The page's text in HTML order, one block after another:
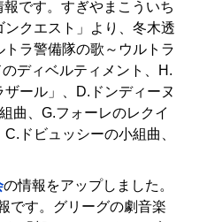
です。すぎやまこういち
クエスト」より、冬木透
ラ警備隊の歌～ウルトラ
ディベルティメント、H.
ール」、D.ドンディーヌ
曲、G.フォーレのレクイ
ドビュッシーの小組曲、
の情報をアップしました。
です。グリーグの劇音楽